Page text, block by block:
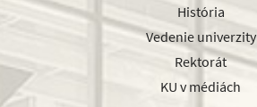
História
Vedenie univerzity
Rektorát
KU v médiách